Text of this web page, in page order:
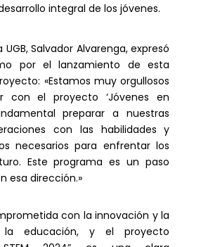
integral de los jóvenes.
Salvador Alvarenga, expresó
por el lanzamiento de esta
«Estamos muy orgullosos
con el proyecto ‘Jóvenes en
preparar a nuestras
con las habilidades y
necesarios para enfrentar los
Este programa es un paso
esa dirección.»
con la innovación y la
la educación, y el proyecto